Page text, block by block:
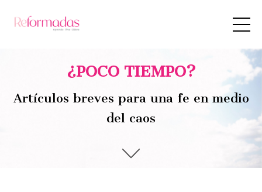
¿POCO TIEMPO?
Artículos breves para una fe en medio
del caos